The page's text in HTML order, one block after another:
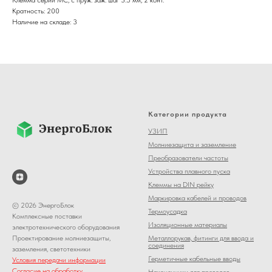
Кратность: 200
Наличие на складе: 3
© 2026 ЭнергоБлок
Комплексные поставки
электротехнического оборудования
Проектирование молниезащиты,
заземления, светотехники
Условия передачи информации
Категории продукта
УЗИП
Молниезащита и заземление
Преобразователи частоты
Устройства плавного пуска
Клеммы на DIN рейку
Маркировка кабелей и проводов
Термоусадка
Изоляционные материалы
Металлорукав, фитинги для ввода и
соединения
Герметичные кабельные вводы